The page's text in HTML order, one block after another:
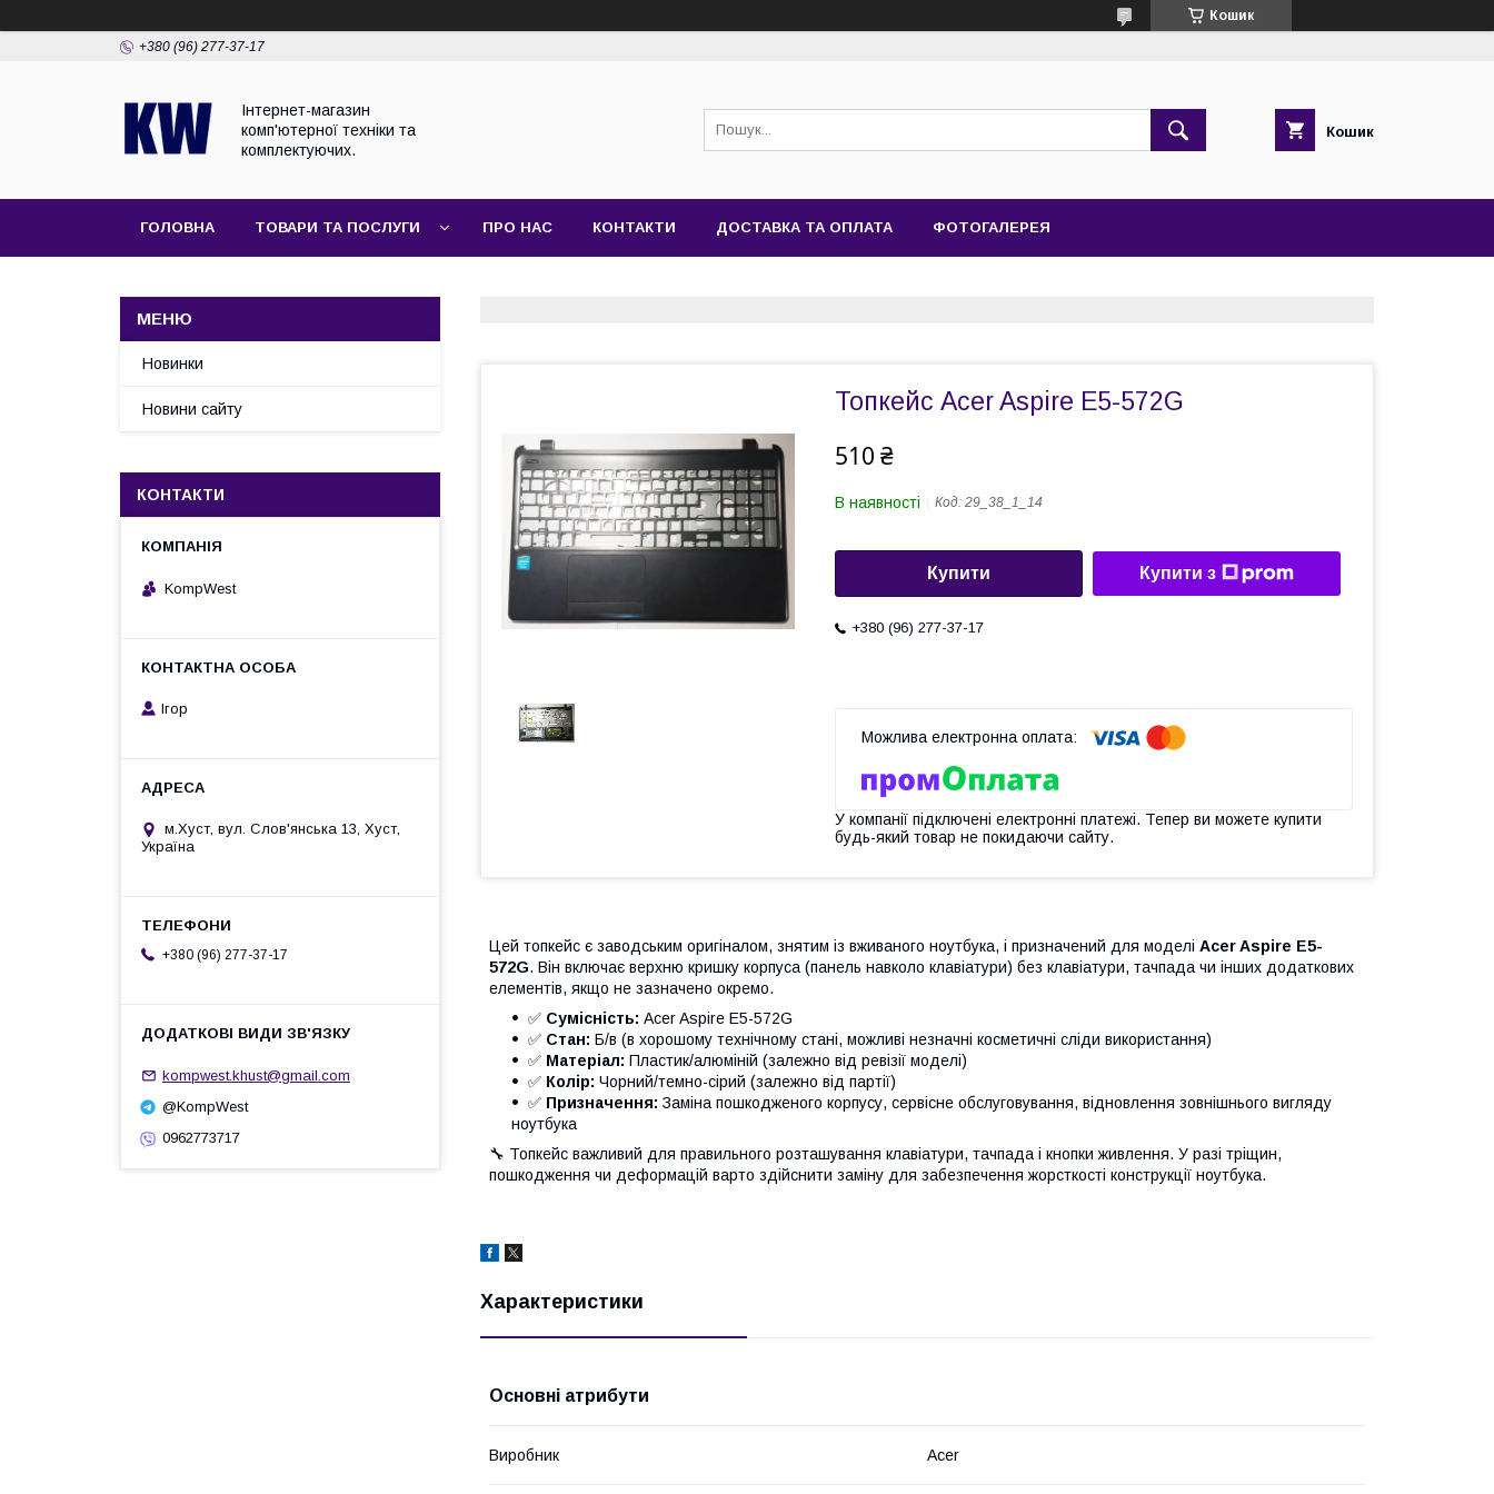
Кошик
+380 (96) 277-37-17
Інтернет-магазин
комп'ютерної техніки та
комплектуючих.
Кошик
ГОЛОВНА ТОВАРИ ТА ПОСЛУГИ ПРО НАС КОНТАКТИ ДОСТАВКА ТА ОПЛАТА ФОТОГАЛЕРЕЯ
Топкейс Acer Aspire E5-572G
510 ₴
В наявності Код: 29_38_1_14
Купити Купити з
+380 (96) 277-37-17
У компанії підключені електронні платежі. Тепер ви можете купити
будь-який товар не покидаючи сайту.
Цей топкейс є заводським оригіналом, знятим із вживаного ноутбука, і призначений для моделі Acer Aspire E5-
572G. Він включає верхню кришку корпуса (панель навколо клавіатури) без клавіатури, тачпада чи інших додаткових
елементів, якщо не зазначено окремо.
✅ Сумісність: Acer Aspire E5-572G
✅ Стан: Б/в (в хорошому технічному стані, можливі незначні косметичні сліди використання)
✅ Матеріал: Пластик/алюміній (залежно від ревізії моделі)
✅ Колір: Чорний/темно-сірий (залежно від партії)
✅ Призначення: Заміна пошкодженого корпусу, сервісне обслуговування, відновлення зовнішнього вигляду
ноутбука
🔧 Топкейс важливий для правильного розташування клавіатури, тачпада і кнопки живлення. У разі тріщин,
пошкодження чи деформацій варто здійснити заміну для забезпечення жорсткості конструкції ноутбука.
Характеристики
Основні атрибути
Виробник Acer
Новинки
Новини сайту
КОНТАКТИ
KompWest
Ігор
м.Хуст, вул. Слов'янська 13, Хуст,
Україна
+380 (96) 277-37-17
kompwest.khust@gmail.com
@KompWest
0962773717